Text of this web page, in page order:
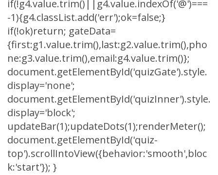
if(!g4.value.trim()||g4.value.indexOf('@')===
-1){g4.classList.add('err');ok=false;}
if(!ok)return; gateData=
{first:g1.value.trim(),last:g2.value.trim(),pho
ne:g3.value.trim(),email:g4.value.trim()};
document.getElementById('quizGate').style.
display='none';
document.getElementById('quizInner').style.
display='block';
updateBar(1);updateDots(1);renderMeter();
document.getElementById('quiz-
top').scrollIntoView({behavior:'smooth',bloc
k:'start'}); }